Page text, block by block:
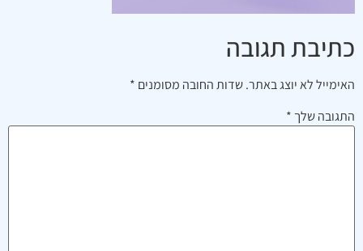
כתיבת תגובה
האימייל לא יוצג באתר.שדות החובה מסומנים *
התגובה שלך *